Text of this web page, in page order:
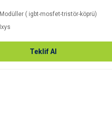
Modüller ( igbt-mosfet-tristör-köprü)
Ixys
Teklif Al